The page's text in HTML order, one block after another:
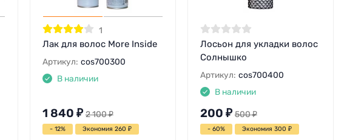
1
Лак для волос More Inside
Артикул: cos700300
В наличии
1 840 ₽ 2 100₽
- 12% Экономия 260 ₽
Лосьон для укладки волос
Солнышко
Артикул: cos700400
В наличии
200 ₽ 500₽
- 60% Экономия 300 ₽